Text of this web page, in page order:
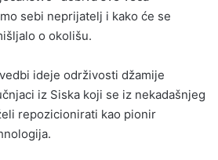
sebi neprijatelj i kako će se
o okolišu.
ideje održivosti džamije
iz Siska koji se iz nekadašnjeg
repozicionirati kao pionir